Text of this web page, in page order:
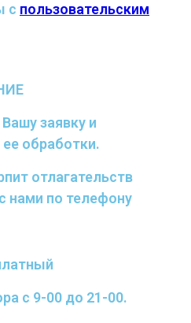
с пользовательским
заявку и
обработки.
отлагательств
нами по телефону
с 9-00 до 21-00.